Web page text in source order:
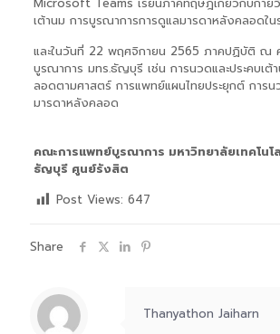
เต้านม การบูรณาการการดูแลมารดาหลังคลอดใ
และในวันที่ 22 พฤศจิกายน 2565 ภาคปฏิบัติ ณ
บูรณาการ มทร.ธัญบุรี เช่น การนวดและประคบเต้
ลอดตามศาสตร์ การแพทย์แผนไทยประยุกต์ การน
มารดาหลังคลอด
คณะการแพทย์บูรณาการ มหาวิทยาลัยเทคโน
ธัญบุรี ศูนย์รังสิต
Post Views: 647
Share
Thanyathon Jaiharn